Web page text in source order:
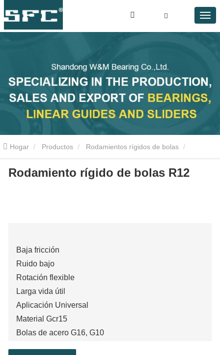
Hogar Productos Rodamientos rígidos de bolas
Rodamiento rígido de bolas R12
Rodamiento rígido de bolas R12
Baja fricción
Ruido bajo
Rotación flexible
Larga vida útil
Aplicación Universal
Material Gcr15
Bolas de acero G16, G10